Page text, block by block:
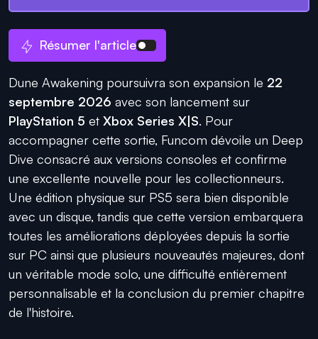
Résumer l'article
Dune Awakening poursuivra son expansion le 22
septembre 2026 avec son lancement sur
PlayStation 5 et Xbox Series X|S. Pour
accompagner cette sortie, Funcom dévoile un Deep
Dive consacré aux versions consoles et confirme
une excellente nouvelle pour les collectionneurs.
Une édition physique sur PS5 sera bien disponible
avec un disque, tandis que cette version embarquera
toutes les améliorations déployées depuis la sortie
sur PC ainsi que plusieurs nouveautés majeures, dont
un véritable mode solo, une difficulté entièrement
personnalisable et la conclusion du premier chapitre
de l'histoire.